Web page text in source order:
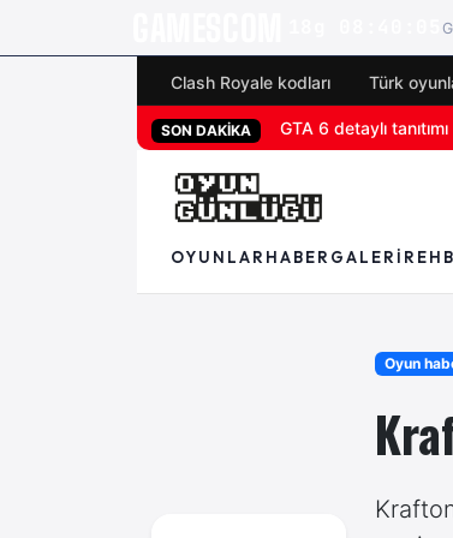
Clash Royale kodları Türk
SON DAKİKA San Diego Comic-
OYUNLAR HABER GALERI
Oyun